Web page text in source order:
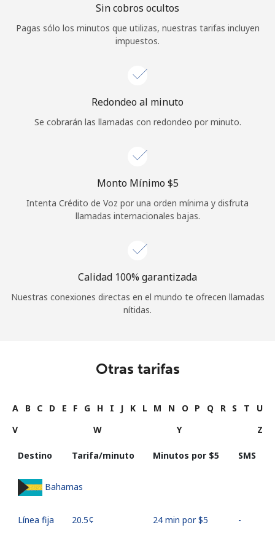
¿Olvidaste tu contraseña? →
Iniciar Sesión
Sin cobros ocultos
Pagas sólo los minutos que utilizas, nuestras tarifas incluyen
impuestos.
Redondeo al minuto
Se cobrarán las llamadas con redondeo por minuto.
Monto Mínimo ⁦$5⁩
Intenta Crédito de Voz por una orden mínima y disfruta
llamadas internacionales bajas.
Calidad 100% garantizada
Nuestras conexiones directas en el mundo te ofrecen llamadas
nítidas.
Otras tarifas
A B C D E F G H I J K L M N O P Q R S T
U
V
W Y Z
Destino Tarifa/minuto Minutos por ⁦$5⁩ SMS
Bahamas
Línea fija ⁦20.5¢⁩ 24 min por ⁦$5⁩ -